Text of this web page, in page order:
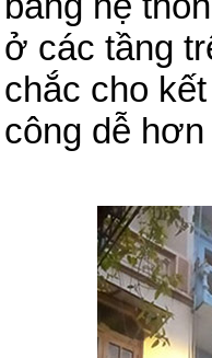
ở các tầng
chắc cho
công dễ